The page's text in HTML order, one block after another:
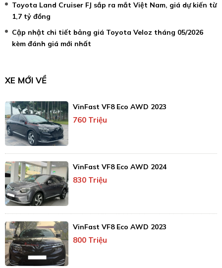
Toyota Land Cruiser FJ sắp ra mắt Việt Nam, giá dự kiến từ
1,7 tỷ đồng
Cập nhật chi tiết bảng giá Toyota Veloz tháng 05/2026
kèm đánh giá mới nhất
XE MỚI VỀ
VinFast VF8 Eco AWD 2023
760 Triệu
VinFast VF8 Eco AWD 2024
830 Triệu
VinFast VF8 Eco AWD 2023
800 Triệu